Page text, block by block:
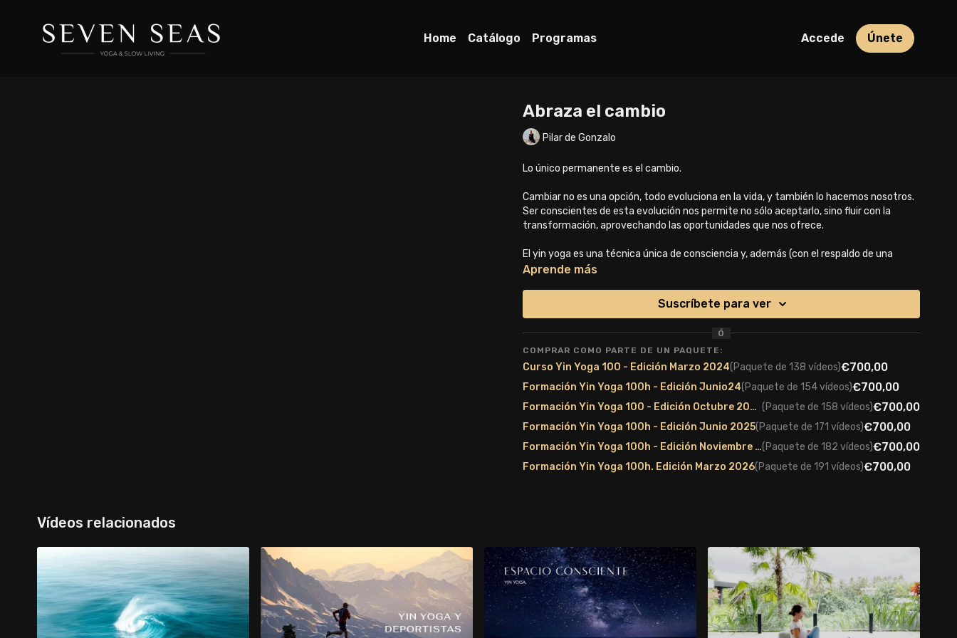
Home Catálogo Programas Accede Únete
Abraza el cambio
Pilar de Gonzalo
Lo único permanente es el cambio.
Cambiar no es una opción, todo evoluciona en la vida, y también lo hacemos nosotros.
Ser conscientes de esta evolución nos permite no sólo aceptarlo, sino fluir con la
transformación, aprovechando las oportunidades que nos ofrece.
El yin yoga es una técnica única de consciencia y, además (con el respaldo de una
sólida base científica) es una técnica que ralentiza al máximo el envejecimiento de los
Esperamos que te guste esta relajante práctica. Gracias por acompañarnos 🙏
Aprende más
Suscríbete para ver
Ó
COMPRAR COMO PARTE DE UN PAQUETE:
Curso Yin Yoga 100 - Edición Marzo 2024(Paquete de 138 vídeos)€700,00
Formación Yin Yoga 100h - Edición Junio24(Paquete de 154 vídeos)€700,00
Formación Yin Yoga 100 - Edición Octubre 2024 (Paquete de 158 vídeos)€700,00
Formación Yin Yoga 100h - Edición Junio 2025(Paquete de 171 vídeos)€700,00
Formación Yin Yoga 100h - Edición Noviembre 2025(Paquete de 182 vídeos)€700,00
Formación Yin Yoga 100h. Edición Marzo 2026(Paquete de 191 vídeos)€700,00
Vídeos relacionados